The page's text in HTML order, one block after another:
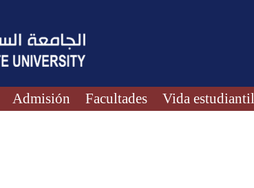
Admisión Facultades Vida estudiantil